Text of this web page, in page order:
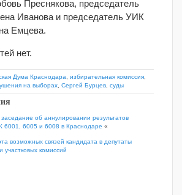
Преснякова, председатель
Иванова и председатель УИК
Емцева.
нет.
Дума Краснодара избирательная комиссия
на выборах Сергей Бурцев суды
об аннулировании результатов
6001, 6005 и 6008 в Краснодаре «
возможных связей кандидата в депутаты
участковых комиссий